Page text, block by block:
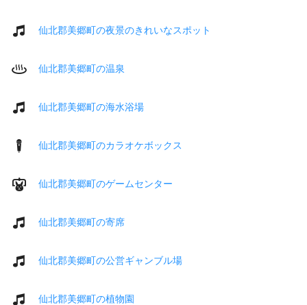
仙北郡美郷町の夜景のきれいなスポット
仙北郡美郷町の温泉
仙北郡美郷町の海水浴場
仙北郡美郷町のカラオケボックス
仙北郡美郷町のゲームセンター
仙北郡美郷町の寄席
仙北郡美郷町の公営ギャンブル場
仙北郡美郷町の植物園